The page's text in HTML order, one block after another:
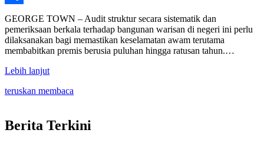
Share
GEORGE TOWN – Audit struktur secara sistematik dan
pemeriksaan berkala terhadap bangunan warisan di negeri ini perlu
dilaksanakan bagi memastikan keselamatan awam terutama
membabitkan premis berusia puluhan hingga ratusan tahun.…
Lebih lanjut
teruskan membaca
Berita Terkini